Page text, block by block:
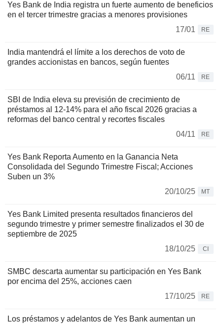
Yes Bank de India registra un fuerte aumento de beneficios
en el tercer trimestre gracias a menores provisiones
17/01
RE
India mantendrá el límite a los derechos de voto de
grandes accionistas en bancos, según fuentes
06/11
RE
SBI de India eleva su previsión de crecimiento de
préstamos al 12-14% para el año fiscal 2026 gracias a
reformas del banco central y recortes fiscales
04/11
RE
Yes Bank Reporta Aumento en la Ganancia Neta
Consolidada del Segundo Trimestre Fiscal; Acciones
Suben un 3%
20/10/25
MT
Yes Bank Limited presenta resultados financieros del
segundo trimestre y primer semestre finalizados el 30 de
septiembre de 2025
18/10/25
CI
SMBC descarta aumentar su participación en Yes Bank
por encima del 25%, acciones caen
17/10/25
RE
Los préstamos y adelantos de Yes Bank aumentan un